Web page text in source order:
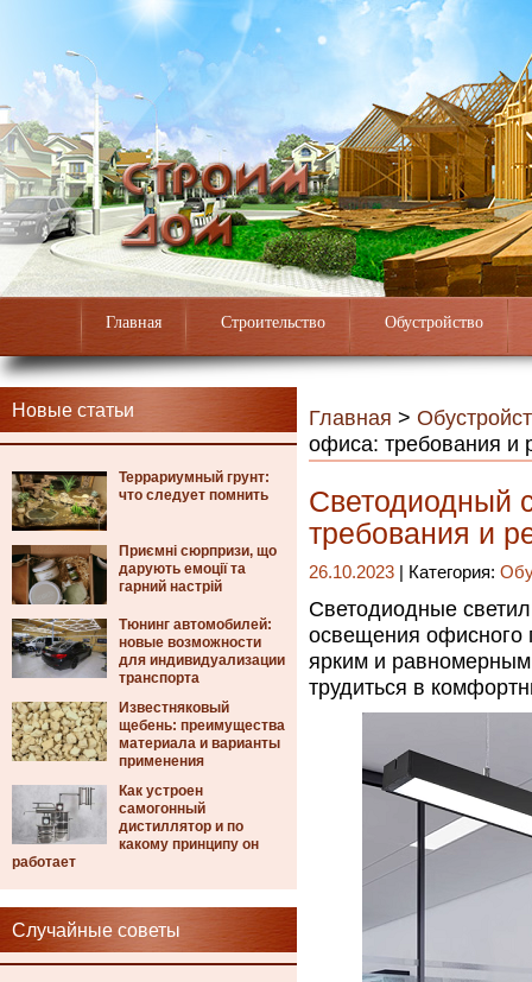
Главная Строительство Обустройство
Новые статьи
Террариумный грунт:
что следует помнить
Приємні сюрпризи, що
дарують емоції та
гарний настрій
Тюнинг автомобилей:
новые возможности
для индивидуализации
транспорта
Известняковый
щебень: преимущества
материала и варианты
применения
Как устроен
самогонный
дистиллятор и по
какому принципу он
работает
Случайные советы
Главная >
офиса: требования и
Светодиодный
требования и
26.10.2023 | Категория:
Светодиодные
освещения офисного
ярким и равномерным
трудиться в